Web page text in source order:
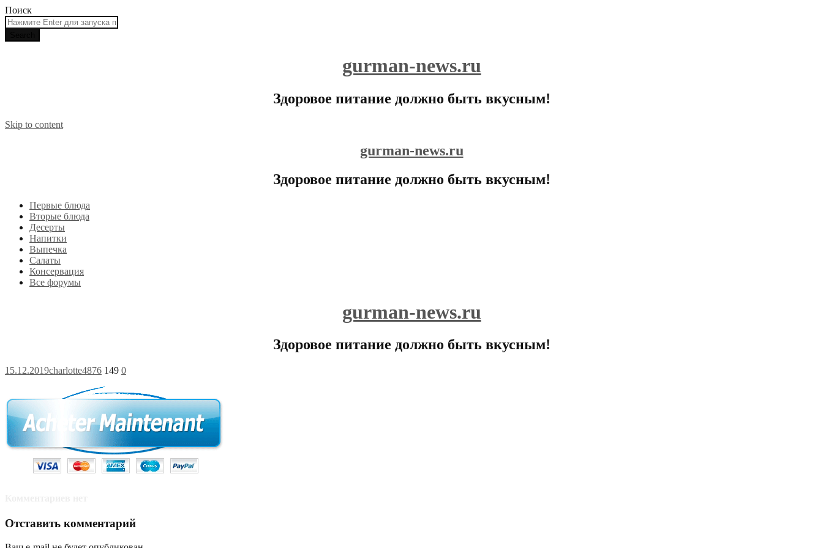
Поиск
gurman-news.ru
Здоровое питание должно быть вкусным!
Skip to content
gurman-news.ru
Здоровое питание должно быть вкусным!
Первые блюда
Вторые блюда
Десерты
Напитки
Выпечка
Салаты
Консервация
Все форумы
gurman-news.ru
Здоровое питание должно быть вкусным!
15.12.2019charlotte4876 149 0
Отставить комментарий